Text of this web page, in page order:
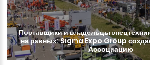
Поставщикиивладельцы
наравных:SigmaExpo Group
Ассоциацию